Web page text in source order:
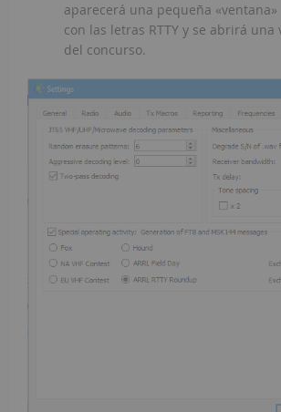
aparecerá una pequeña
con las letras RTTY y se abrirá
del concurso.